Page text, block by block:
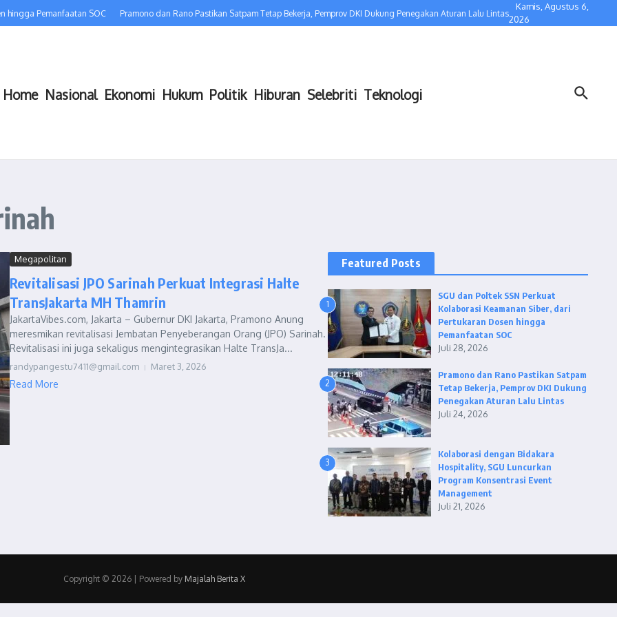
hingga Pemanfaatan SOC Pramono dan Rano Pastikan Satpam Tetap Bekerja, Pemprov DKI Dukung Penegakan Aturan Lalu Lintas Kolaborasi dengan
Kamis, Agustus 6,
2026
Home Nasional Ekonomi Hukum Politik Hiburan Selebriti Teknologi
Megapolitan
Revitalisasi JPO Sarinah Perkuat Integrasi Halte
TransJakarta MH Thamrin
JakartaVibes.com, Jakarta – Gubernur DKI Jakarta, Pramono Anung
meresmikan revitalisasi Jembatan Penyeberangan Orang (JPO) Sarinah.
Revitalisasi ini juga sekaligus mengintegrasikan Halte TransJa...
randypangestu7411@gmail.com Maret 3, 2026
Read More
Featured Posts
1
SGU dan Poltek SSN Perkuat
Kolaborasi Keamanan Siber, dari
Pertukaran Dosen hingga
Pemanfaatan SOC
Juli 28, 2026
2
Pramono dan Rano Pastikan Satpam
Tetap Bekerja, Pemprov DKI Dukung
Penegakan Aturan Lalu Lintas
Juli 24, 2026
3
Kolaborasi dengan Bidakara
Hospitality, SGU Luncurkan
Program Konsentrasi Event
Management
Juli 21, 2026
Copyright © 2026 | Powered by Majalah Berita X